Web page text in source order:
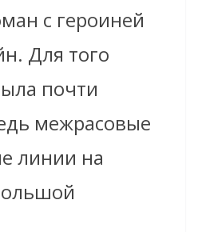
с героиней
Для того
почти
межрасовые
линии на